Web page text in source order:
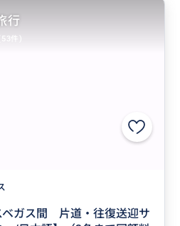
ベガス間 片道・往復送迎サ
行
件)